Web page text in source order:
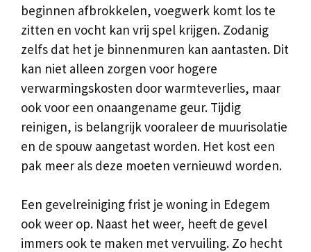
beginnen afbrokkelen, voegwerk komt los te
zitten en vocht kan vrij spel krijgen. Zodanig
zelfs dat het je binnenmuren kan aantasten. Dit
kan niet alleen zorgen voor hogere
verwarmingskosten door warmteverlies, maar
ook voor een onaangename geur. Tijdig
reinigen, is belangrijk vooraleer de muurisolatie
en de spouw aangetast worden. Het kost een
pak meer als deze moeten vernieuwd worden.
Een gevelreiniging frist je woning in Edegem
ook weer op. Naast het weer, heeft de gevel
immers ook te maken met vervuiling. Zo hecht